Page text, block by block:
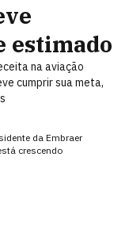
estimado
na aviação
cumprir sua meta,
da Embraer
crescendo